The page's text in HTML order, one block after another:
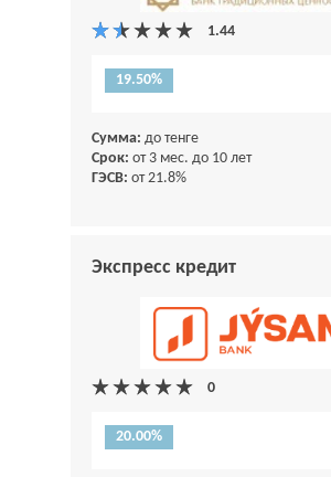
19.50%
Сумма: до тенге
Срок: от 3 мес. до 10 лет
ГЭСВ: от 21.8%
Экспресс кредит
20.00%